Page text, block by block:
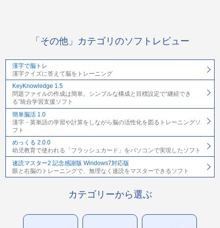
「その他」カテゴリのソフトレビュー
漢字で脳トレ
漢字クイズに答えて脳をトレーニング
KeyKnowledge 1.5
問題ファイルの作成は簡単。シンプルな構成と目標設定で“継続でき
る”統合学習支援ソフト
簡単脳活 1.0
漢字・英単語の学習や計算をしながら脳の活性化を図るトレーニングソ
フト
めっくる 2.0.0
幼児教育で使われる「フラッシュカード」をパソコンで実現したソフト
速読マスター2 記念感謝版 Windows7対応版
眼と右脳のトレーニングで、無理なく速読をマスターできるソフト
カテゴリーから選ぶ